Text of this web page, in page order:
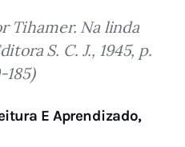
Tihamer. Na linda
S. C. J., 1945, p.
185)
E Aprendizado,